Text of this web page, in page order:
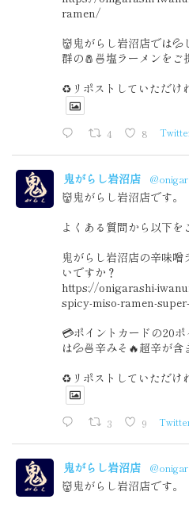
ramen/
👹鬼がらし岩沼店では💦
群の🧂🍜塩ラーメンをご
♻️リポストしていただけ
4 8
鬼がらし岩沼店
👹鬼がらし岩沼店です。
よくある質問から以下を
鬼がらし岩沼店の辛味
いですか？
https://onigarashi-
spicy-miso-ramen-
💳ポイントカードの20
は💦🍜辛みそ🔥超辛が含
♻️リポストしていただけ
3 9
鬼がらし岩沼店
👹鬼がらし岩沼店です。